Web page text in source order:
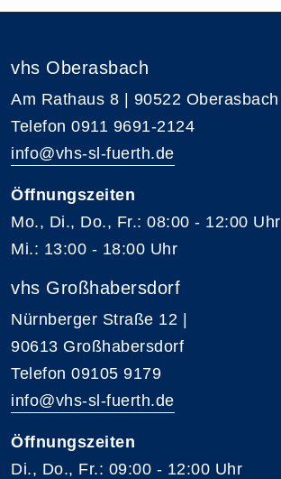
vhs Oberasbach
Am Rathaus 8 | 90522 Oberasbach
Telefon 0911 9691-2124
info@vhs-sl-fuerth.de
Öffnungszeiten
Mo., Di., Do., Fr.: 08:00 - 12:00 Uhr
Mi.: 13:00 - 18:00 Uhr
vhs Großhabersdorf
Nürnberger Straße 12 |
90613 Großhabersdorf
Telefon 09105 9179
info@vhs-sl-fuerth.de
Öffnungszeiten
Di., Do., Fr.: 09:00 - 12:00 Uhr